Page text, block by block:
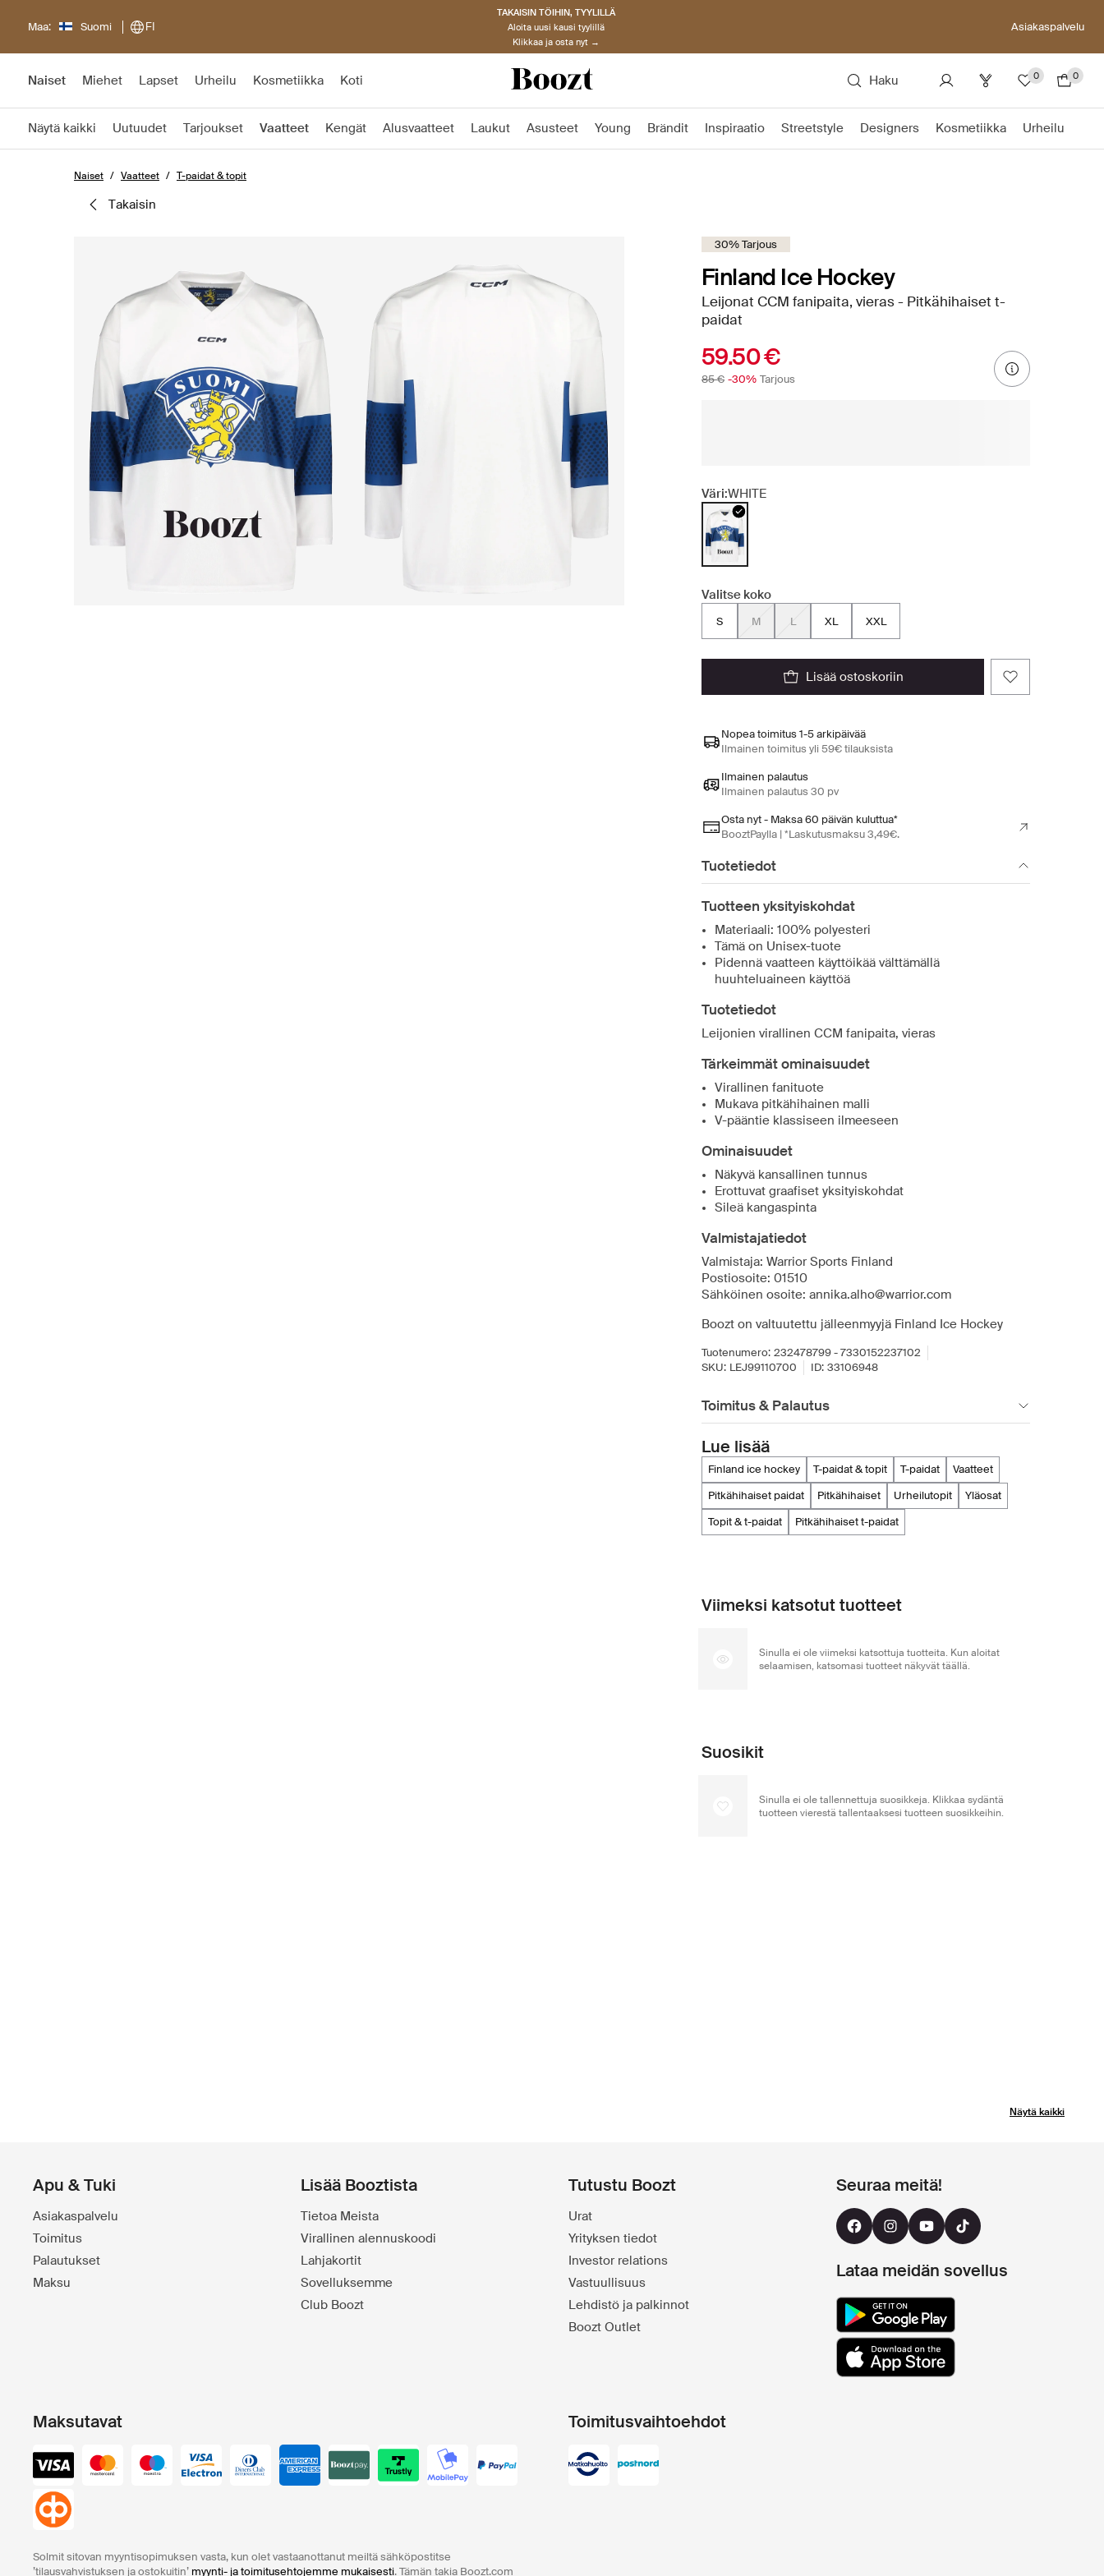
Maa: Suomi FI
TAKAISIN TÖIHIN, TYYLILLÄ
Aloita uusi kausi tyylillä
Klikkaa ja osta nyt →
Asiakaspalvelu
Naiset Miehet Lapset Urheilu Kosmetiikka Koti Haku 0 0
Näytä kaikki Uutuudet Tarjoukset Vaatteet Kengät Alusvaatteet Laukut Asusteet Young Brändit Inspiraatio Streetstyle Designers Kosmetiikka Urheilu
Naiset Vaatteet T-paidat & topit
takaisin
30% Tarjous
Finland Ice Hockey
Leijonat CCM fanipaita, vieras - Pitkähihaiset t-
paidat
59.50 €
85 € -30% Tarjous
Väri:WHITE
Valitse koko
S M L XL XXL
lisää ostoskoriin
Nopea toimitus 1-5 arkipäivää
Ilmainen toimitus yli 59€ tilauksista
Ilmainen palautus
Ilmainen palautus 30 pv
Osta nyt - Maksa 60 päivän kuluttua*
BooztPaylla | *Laskutusmaksu 3,49€.
Tuotetiedot
Tuotteen yksityiskohdat
Materiaali: 100% polyesteri
Tämä on Unisex-tuote
Pidennä vaatteen käyttöikää välttämällä
huuhteluaineen käyttöä
Tuotetiedot
Leijonien virallinen CCM fanipaita, vieras
Tärkeimmät ominaisuudet
Virallinen fanituote
Mukava pitkähihainen malli
V-pääntie klassiseen ilmeeseen
Ominaisuudet
Näkyvä kansallinen tunnus
Erottuvat graafiset yksityiskohdat
Sileä kangaspinta
Valmistajatiedot
Valmistaja: Warrior Sports Finland
Postiosoite: 01510
Sähköinen osoite: annika.alho@warrior.com
Boozt on valtuutettu jälleenmyyjä Finland Ice Hockey
Tuotenumero: 232478799 - 7330152237102
SKU: LEJ99110700 ID: 33106948
Toimitus & Palautus
Lue lisää
finland ice hockey t-paidat & topit t-paidat
vaatteet
pitkähihaiset paidat
pitkähihaiset urheilutopit
yläosat
topit & t-paidat
pitkähihaiset t-paidat
Viimeksi katsotut tuotteet
Sinulla ei ole viimeksi katsottuja tuotteita. Kun aloitat
selaamisen, katsomasi tuotteet näkyvät täällä.
Suosikit
Sinulla ei ole tallennettuja suosikkeja. Klikkaa sydäntä
tuotteen vierestä tallentaaksesi tuotteen suosikkeihin.
Näytä kaikki
Apu & Tuki
Asiakaspalvelu
Toimitus
Palautukset
Maksu
Lisää Booztista
Tietoa Meista
Virallinen alennuskoodi
Lahjakortit
Sovelluksemme
Club Boozt
Tutustu Boozt
Urat
Yrityksen tiedot
Investor relations
Vastuullisuus
Lehdistö ja palkinnot
Boozt Outlet
Seuraa meitä!
Lataa meidän sovellus
Maksutavat
Solmit sitovan myyntisopimuksen vasta, kun olet vastaanottanut meiltä sähköpostitse
’tilausvahvistuksen ja ostokuitin’ myynti- ja toimitusehtojemme mukaisesti. Tämän takia Boozt.com
Toimitusvaihtoehdot